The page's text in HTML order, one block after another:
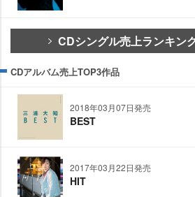
CDシングル売上ランキン
CDアルバム売上TOP3作品
2018年03月07日発売
BEST
2017年03月22日発売
HIT